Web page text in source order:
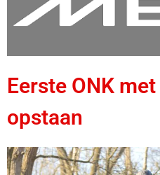
Eerste ONK
opstaan